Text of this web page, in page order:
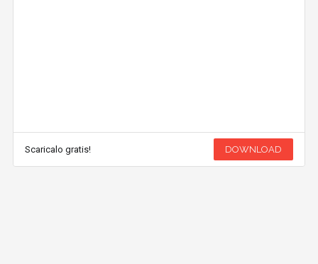
Scaricalo gratis! DOWNLOAD